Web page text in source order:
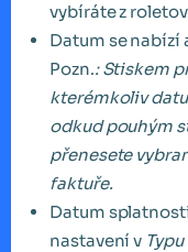
vybíráte z
Datum se nabízí
Pozn.: Stiskem
kterémkoliv
odkud pouhým
přenesete
faktuře.
Datum
nastavení v